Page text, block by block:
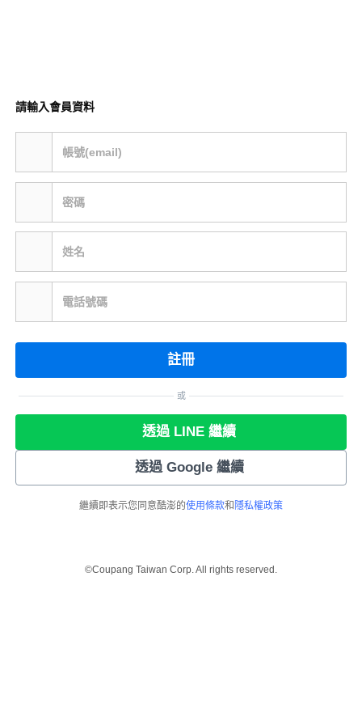
請輸入會員資料
帳號(email)
密碼
姓名
電話號碼
註冊
或
透過 LINE 繼續
透過 Google 繼續
繼續即表示您同意酷澎的使用條款和 隱私權政策
©Coupang Taiwan Corp. All rights reserved.